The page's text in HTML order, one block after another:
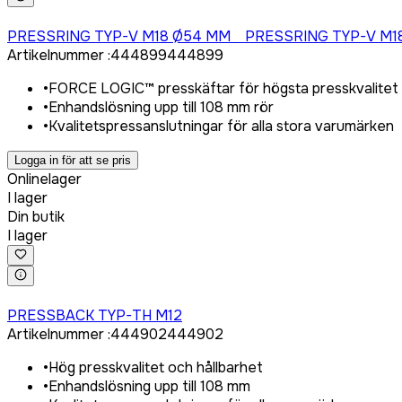
PRESSRING TYP-V M18 Ø54 MM PRESSRING TYP-V
Artikelnummer:444899444899
•FORCE LOGIC™ presskäftar för högsta presskvalitet
•Enhandslösning upp till 108 mm rör
•Kvalitetspressanslutningar för alla stora varumärken
Logga in för att se pris
Onlinelager
I lager
Din butik
I lager
PRESSBACK TYP-TH M12
Artikelnummer:444902444902
•Hög presskvalitet och hållbarhet
•Enhandslösning upp till 108 mm